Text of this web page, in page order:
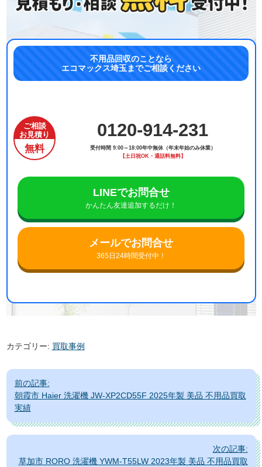
不用品回収のことなら
エコマックス埼玉までご相談ください
ご相談
お見積り
無料
0120-914-231
受付時間 9:00～18:00年中無休（年末年始のみ休業）
【土日祝OK・通話料無料】
LINEでお問合せ
かんたん友達追加するだけ！
メールでお問合せ
365日24時間受付中！
カテゴリー: 買取事例
投
稿
ナ
ビ
ゲ
ー
前の記事:
朝霞市 Haier 洗濯機 JW-XP2CD55F 2025年製 美品 不用品買取
実績
次の記事:
草加市 RORO 洗濯機 YWM-T55LW 2023年製 美品 不用品買取